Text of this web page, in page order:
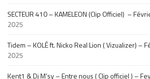
SECTEUR 410 – KAMELEON (Clip Officiel) –
2025
Tidem – KOLÉ ft. Nicko Real Lion ( Vizualizer) –
2025
Kent1 & Dj M’sy – Entre nous ( Clip officiel ) –